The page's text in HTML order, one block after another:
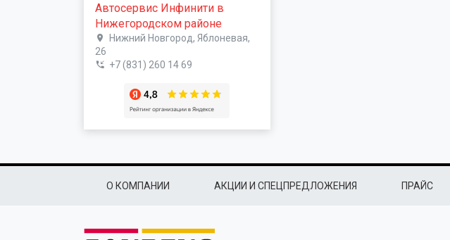
Автосервис Инфинити в
Нижегородском районе
Нижний Новгород, Яблоневая,
26
+7 (831) 260 14 69
О КОМПАНИИ АКЦИИ И СПЕЦПРЕДЛОЖЕНИЯ ПРАЙС